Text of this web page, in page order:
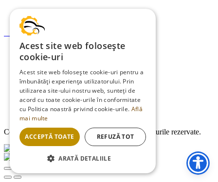
Politica de ramburs și retur
Formular de retur
Garanții
Termeni și condiții
Politica de Cookies
Politica de confidențialitate
Copyright © 2013-2026
EDMauto.roToate drepturile rezervate.
Acest site web folosește
cookie-uri
Acest site web folosește cookie-uri pentru a
îmbunătăți experiența utilizatorului. Prin
utilizarea site-ului nostru web, sunteți de
acord cu toate cookie-urile în conformitate
cu Politica noastră privind cookie-urile. Află
mai multe
ACCEPTĂ TOATE REFUZĂ TOT
ARATĂ DETALIILE